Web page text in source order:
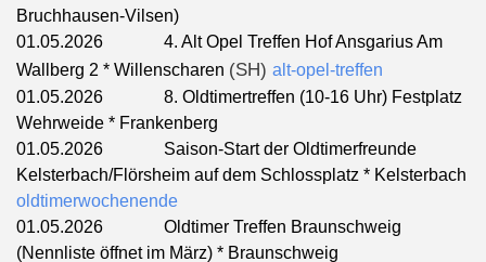
Bruchhausen-Vilsen)
01.05.2026
4. Alt Opel Treffen Hof Ansgarius Am
Wallberg 2 * Willenscharen (SH) alt-opel-treffen
01.05.2026 8. Oldtimertreffen (10-16 Uhr) Festplatz
Wehrweide * Frankenberg
01.05.2026 Saison-Start der Oldtimerfreunde
Kelsterbach/Flörsheim auf dem Schlossplatz * Kelsterbach
oldtimerwochenende
01.05.2026 Oldtimer Treffen Braunschweig
(Nennliste öffnet im März) * Braunschweig